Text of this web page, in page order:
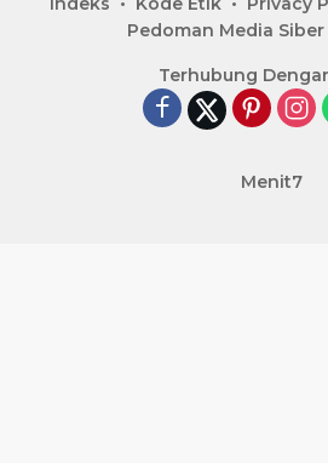
Pedoman Media Siber
Terhubung
Menit7